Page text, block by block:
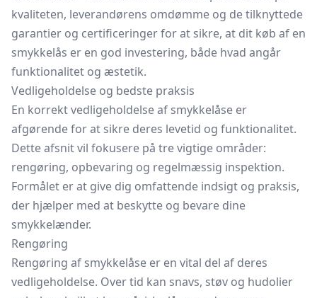
kvaliteten, leverandørens omdømme og de tilknyttede
garantier og certificeringer for at sikre, at dit køb af en
smykkelås er en god investering, både hvad angår
funktionalitet og æstetik.
Vedligeholdelse og bedste praksis
En korrekt vedligeholdelse af smykkelåse er
afgørende for at sikre deres levetid og funktionalitet.
Dette afsnit vil fokusere på tre vigtige områder:
rengøring, opbevaring og regelmæssig inspektion.
Formålet er at give dig omfattende indsigt og praksis,
der hjælper med at beskytte og bevare dine
smykkelænder.
Rengøring
Rengøring af smykkelåse er en vital del af deres
vedligeholdelse. Over tid kan snavs, støv og hudolier